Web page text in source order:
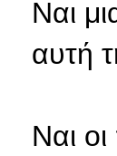
Ναι
αυτή
Ναι